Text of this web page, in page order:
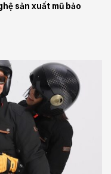
sản xuất mũ bảo